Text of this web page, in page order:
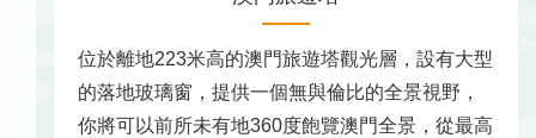
位於離地223米高的澳門旅遊塔觀光層，設有大型
的落地玻璃窗，提供一個無與倫比的全景視野，
你將可以前所未有地360度飽覽澳門全景，從最高